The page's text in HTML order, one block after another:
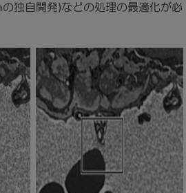
独自開発)などの処理の最適化が必